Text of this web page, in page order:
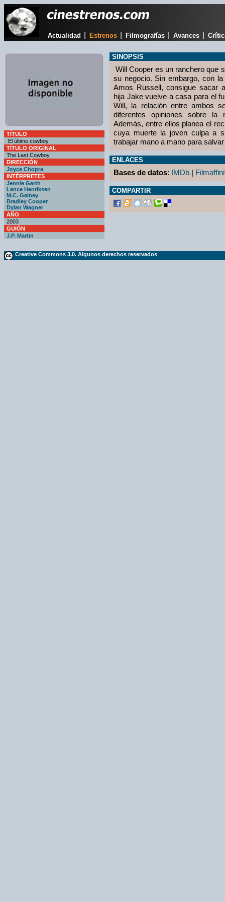
Actualidad Estrenos Filmografías Avances
TÍTULO
El último cowboy
TÍTULO ORIGINAL
The Last Cowboy
DIRECCIÓN
Joyce Chopra
INTÉRPRETES
Jennie Garth
Lance Henriksen
M.C. Gainey
Bradley Cooper
Dylan Wagner
AÑO
2003
GUIÓN
J.P. Martin
SINOPSIS
Will Cooper es un ranchero que
su negocio. Sin embargo, con
Amos Russell, consigue sacar
hija Jake vuelve a casa para el
Will, la relación entre ambos
diferentes opiniones sobre
Además, entre ellos planea el
cuya muerte la joven culpa a
trabajar mano a mano para
ENLACES
Bases de datos: IMDb |
COMPARTIR
Creative Commons 3.0. Algunos derechos reservados